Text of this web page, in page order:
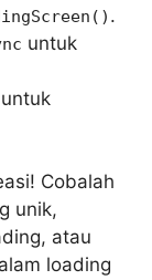
.
untuk
Cobalah
unik,
atau
loading